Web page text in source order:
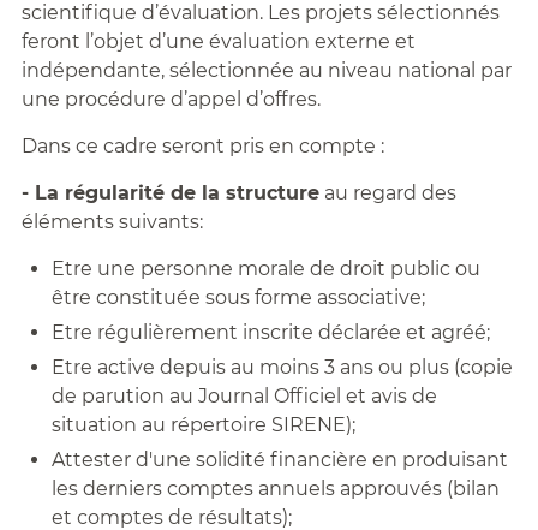
scientifique d’évaluation. Les projets sélectionnés
feront l’objet d’une évaluation externe et
indépendante, sélectionnée au niveau national par
une procédure d’appel d’offres.
Dans ce cadre seront pris en compte :
- La régularité de la structureau regard des
éléments suivants:
Etre une personne morale de droit public ou
être constituée sous forme associative;
Etre régulièrement inscrite déclarée et agréé;
Etre active depuis au moins 3 ans ou plus (copie
de parution au Journal Officiel et avis de
situation au répertoire SIRENE);
Attester d'une solidité financière en produisant
les derniers comptes annuels approuvés (bilan
et comptes de résultats);